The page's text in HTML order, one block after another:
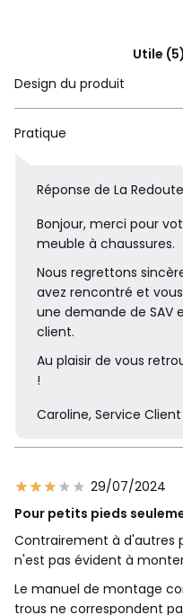
Utile (5)
Design du produit
Pratique
Réponse de La
Bonjour, merci pour
meuble à chaussures.
Nous regrettons
avez rencontré et
une demande de SAV
client.
Au plaisir de vous
!
Caroline, Service Client
29/07/2024
Pour petits pieds
Contrairement à d'autres
n'est pas évident à
Le manuel de montage
trous ne correspondent